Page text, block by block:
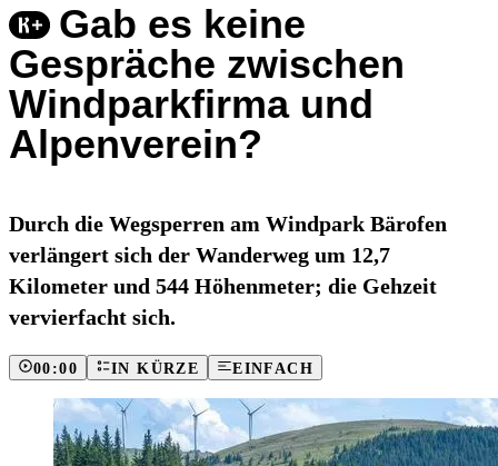
Gab es keine
Gespräche zwischen
Windparkfirma und
Alpenverein?
Durch die Wegsperren am Windpark Bärofen
verlängert sich der Wanderweg um 12,7
Kilometer und 544 Höhenmeter; die Gehzeit
vervierfacht sich.
00:00 IN KÜRZE EINFACH